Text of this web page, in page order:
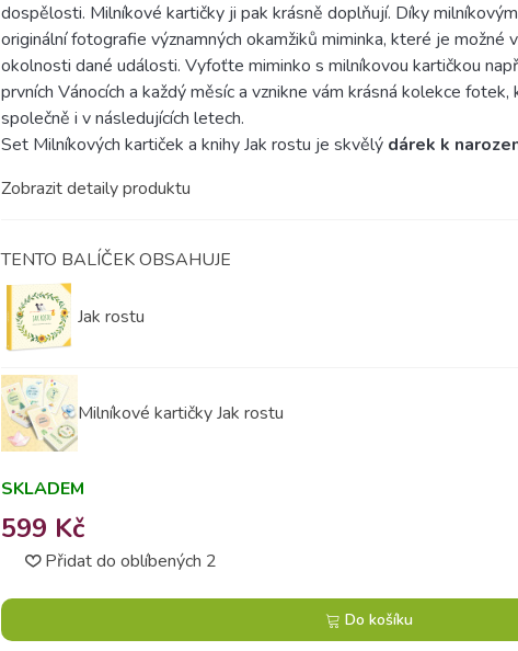
dospělosti. Milníkové kartičky ji pak krásně doplňují. Díky
originální fotografie významných okamžiků miminka, které je možné
okolnosti dané události. Vyfoťte miminko s milníkovou kartičkou
prvních Vánocích a každý měsíc a vznikne vám krásná kolekce
společně i v následujících letech.
Set Milníkových kartiček a knihy Jak rostu je skvělý dárek k
Zobrazit detaily produktu
TENTO BALÍČEK OBSAHUJE
Jak rostu
Milníkové kartičky Jak rostu
SKLADEM
599 Kč
Přidat do oblíbených 2
Do košíku